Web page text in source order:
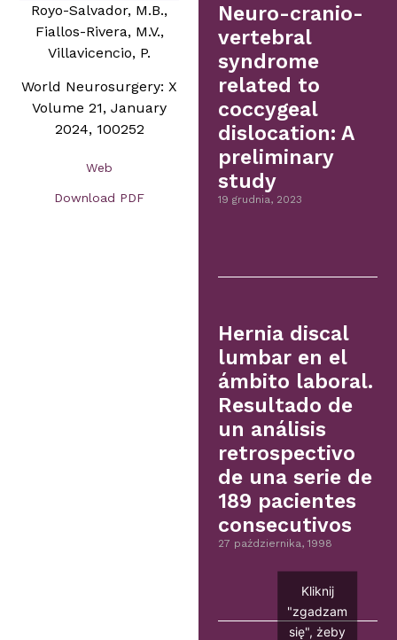
Royo-Salvador, M.B.,
Fiallos-Rivera, M.V.,
Villavicencio, P.
World Neurosurgery: X
Volume 21, January
2024, 100252
Web
Download PDF
Neuro-cranio-
vertebral
syndrome
related to
coccygeal
dislocation: A
preliminary
study
19 grudnia, 2023
Hernia discal
lumbar en el
ámbito laboral.
Resultado de
un análisis
retrospectivo
de una serie de
189 pacientes
consecutivos
27 października, 1998
Kliknij
"zgadzam
się", żeby